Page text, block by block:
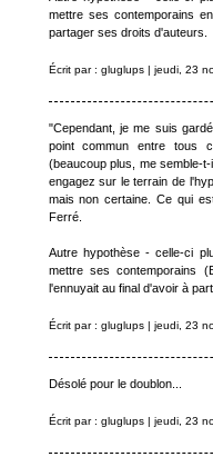
mettre ses contemporains
partager ses droits d'auteurs.
Écrit par : gluglups | jeudi, 23
"Cependant, je me suis
point commun entre tous
(beaucoup plus, me semble-
engagez sur le terrain de
mais non certaine. Ce qui
Ferré.
Autre hypothèse - celle-ci
mettre ses contemporains
l'ennuyait au final d'avoir à
Écrit par : gluglups | jeudi, 23
Désolé pour le doublon...
Écrit par : gluglups | jeudi, 23